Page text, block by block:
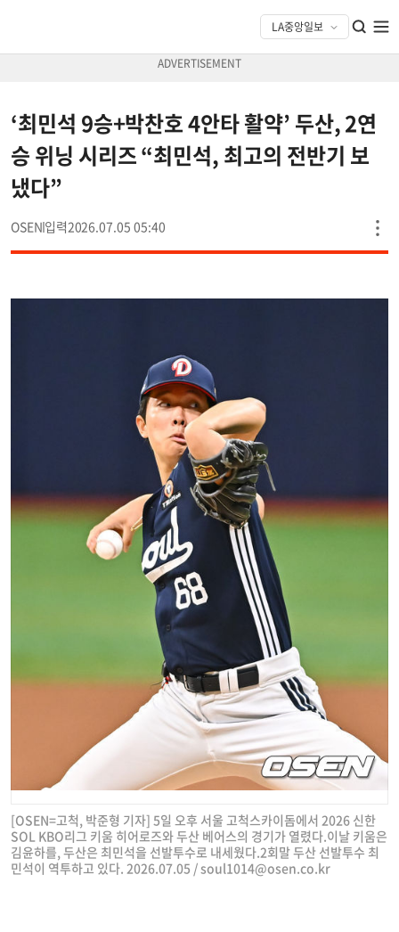
‘최민석 9승+박찬호 4안타 활약’ 두산, 2연
승 위닝 시리즈 “최민석, 최고의 전반기 보
냈다”
OSEN 2026.07.05 05:40
[OSEN=고척, 박준형 기자] 5일 오후 서울 고척스카이돔에서 2026 신한
SOL KBO리그 키움 히어로즈와 두산 베어스의 경기가 열렸다.이날 키움은
김윤하를, 두산은 최민석을 선발투수로 내세웠다.2회말 두산 선발투수 최
민석이 역투하고 있다. 2026.07.05 /soul1014@osen.co.kr